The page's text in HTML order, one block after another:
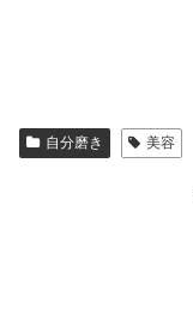
自分磨き 美容